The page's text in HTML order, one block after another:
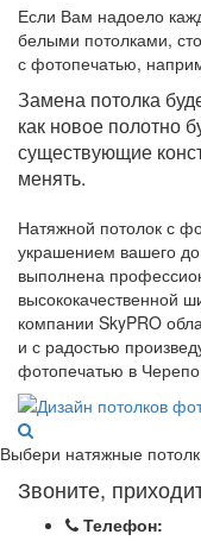
Если Вам надоело
белыми потолками,
с фотопечатью,
Замена потолка
как новое полотно
существующие
менять.
Натяжной потолок с
украшением вашего
выполнена
высококачественной
компании SkyPRO
и с радостью
фотопечатью в
Выбери натяжные
Звоните,
Телефон: